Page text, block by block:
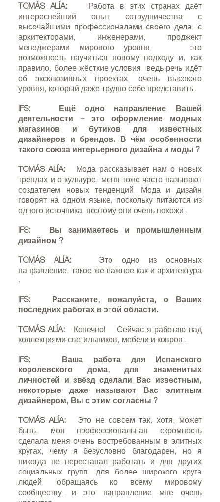
TOMÁS ALÍA:
Работа в этих странах даёт
интереснейший опыт сотрудничества с
высочайшими профессионалами своего дела, с
архитекторами, инженерами, проджект
менеджерами мирового уровня,
это
возможность научиться новому подходу и, как
правило, более жёсткие условия, ведь речь идёт
об эксклюзивных проектах, очень высокого
уровня, который даже трудно себе представить .
IFS:
Ещё одно направление Вашей
деятельности – это оформление модных
магазинов и бутиков для известных
дизайнеров и брендов. В чём особенности
такого союза интерьерного дизайна и моды ?
TOMÁS ALÍA:
Мода рассказывает нам о новых
трендах и о культуре, меня тоже часто называют
создателем новых тенденций. Мода и дизайн
говорят на одном языке, поскольку питаются из
одного источника, поэтому они очень похожи .
IFS:
Вы занимаетесь и промышленным
дизайном ?
TOMÁS ALÍA:
Это одно из основных
направление, такое же важное как и архитектура
.
IFS:
Расскажите, пожалуйста, о Ваших
последних работах в этой области.
TOMÁS ALÍA: Конечно!
Сейчас я работаю над
коллекциями светильников, мебели и ковров .
IFS:
Ваша работа для Испанского
королевского дома, для знаменитых
личностей и звёзд сделали Вас известным,
некоторые даже называют Вас элитным
дизайнером, Вы с этим согласны ?
TOMÁS ALÍA:
Это не совсем так, хотя, может
быть, моя профессиональная скромность
сделала меня очень востребованным в элитных
кругах, чему я безусловно благодарен, но я
никогда не переставал работать и для других
социальных групп, для более широкого круга
людей, обращаясь ко всему мировому
сообществу, и это направление мне очень